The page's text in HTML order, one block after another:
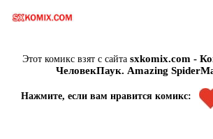
Этот комикс взят с сайта sxkomix.com -
ЧеловекПаук. Amazing
Нажмите, если вам нравится комикс: